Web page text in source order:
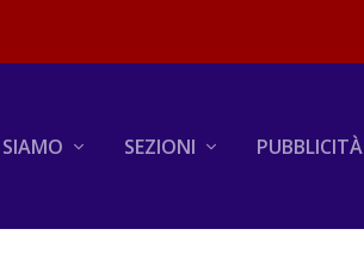
SEZIONI PUBBLICITÀ